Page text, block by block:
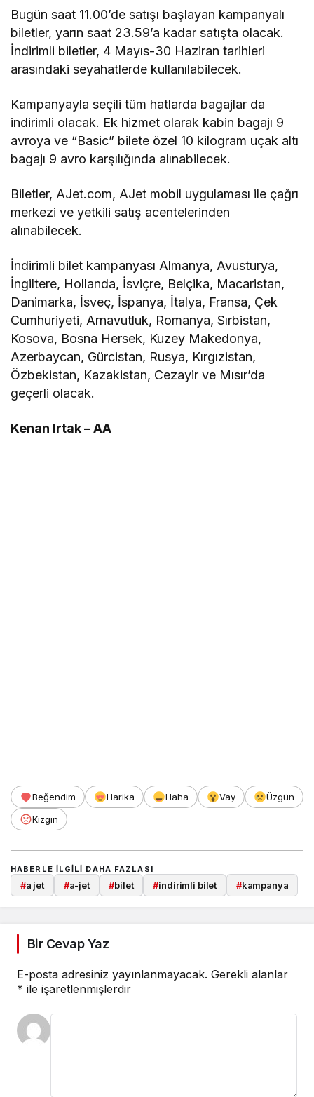
Bugün saat 11.00’de satışı başlayan kampanyalı
biletler, yarın saat 23.59’a kadar satışta olacak.
İndirimli biletler, 4 Mayıs-30 Haziran tarihleri
arasındaki seyahatlerde kullanılabilecek.
Kampanyayla seçili tüm hatlarda bagajlar da
indirimli olacak. Ek hizmet olarak kabin bagajı 9
avroya ve “Basic” bilete özel 10 kilogram uçak altı
bagajı 9 avro karşılığında alınabilecek.
Biletler, AJet.com, AJet mobil uygulaması ile çağrı
merkezi ve yetkili satış acentelerinden
alınabilecek.
İndirimli bilet kampanyası Almanya, Avusturya,
İngiltere, Hollanda, İsviçre, Belçika, Macaristan,
Danimarka, İsveç, İspanya, İtalya, Fransa, Çek
Cumhuriyeti, Arnavutluk, Romanya, Sırbistan,
Kosova, Bosna Hersek, Kuzey Makedonya,
Azerbaycan, Gürcistan, Rusya, Kırgızistan,
Özbekistan, Kazakistan, Cezayir ve Mısır’da
geçerli olacak.
Kenan Irtak – AA
Beğendim Harika Haha Vay
Üzgün
Kızgın
HABERLE ILGILI DAHA FAZLASI
#a jet #a-jet #bilet #indirimli bilet #kampanya
Bir Cevap Yaz
E-posta adresiniz yayınlanmayacak. Gerekli alanlar
* ile işaretlenmişlerdir